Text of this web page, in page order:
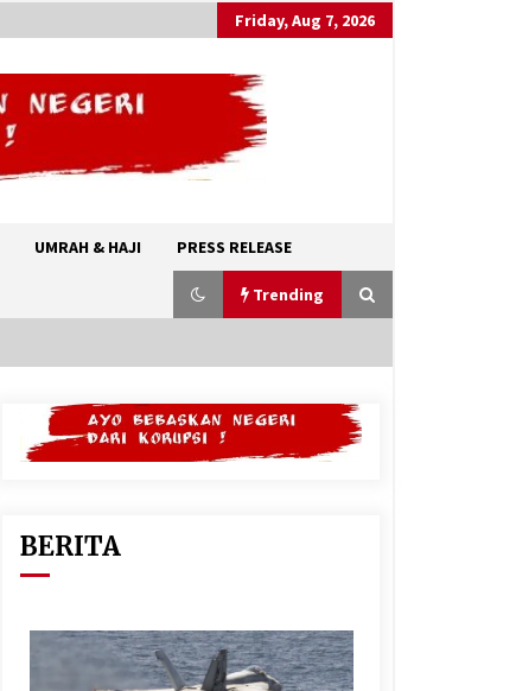
Friday, Aug 7, 2026
UMRAH & HAJI PRESS RELEASE
Trending
Kerajaan Arab Saudi Menyerukan
Peng Matan Hilal Dzul Hijjah pada
Hari Minggu
Jemaah Haji Indonesia Mulai
Berangkat Melalui Makkah Route,
Kalkulasi Dampak ‘’Serangan
Militer’’ AS ke Iran dan Penolakan
BERITA